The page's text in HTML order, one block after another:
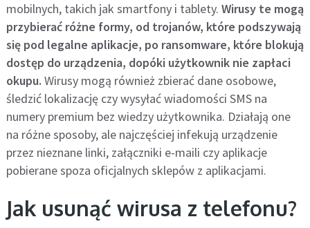
mobilnych, takich jak smartfony i tablety. Wirusy te mogą
przybierać różne formy, od trojanów, które podszywają
się pod legalne aplikacje, po ransomware, które blokują
dostęp do urządzenia, dopóki użytkownik nie zapłaci
okupu. Wirusy mogą również zbierać dane osobowe,
śledzić lokalizację czy wysyłać wiadomości SMS na
numery premium bez wiedzy użytkownika. Działają one
na różne sposoby, ale najczęściej infekują urządzenie
przez nieznane linki, załączniki e-maili czy aplikacje
pobierane spoza oficjalnych sklepów z aplikacjami.
Jak usunąć wirusa z telefonu?